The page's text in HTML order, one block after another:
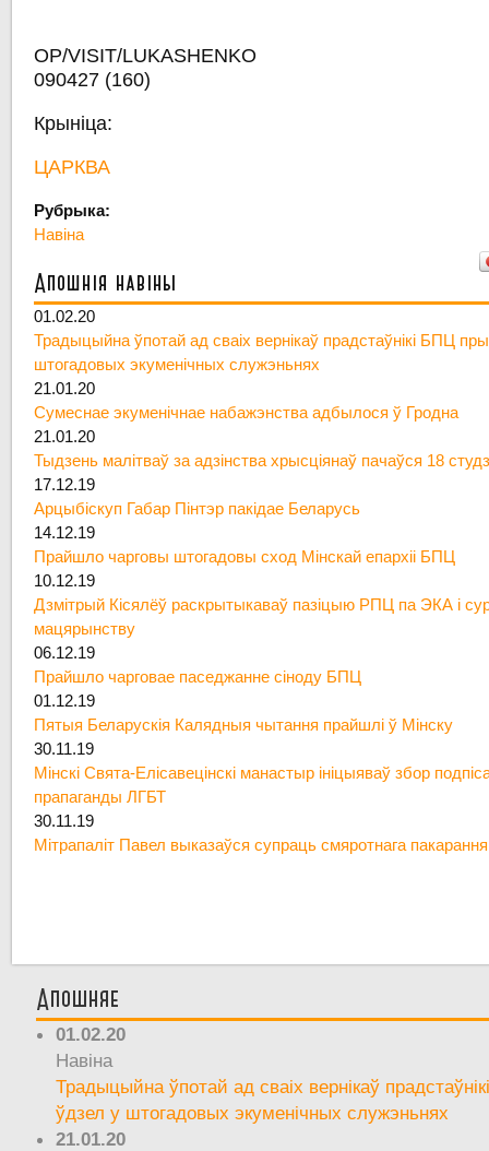
OP/VISIT/
090427 (160)
Крыніца:
ЦАРКВА
Рубрыка:
Навіна
Апошнія навіны
01.02.20
Традыцыйна ўпотай ад сваіх вернікаў прадстаўнікі БПЦ
штогадовых экуменічных служэньнях
21.01.20
Сумеснае экуменічнае набажэнства адбылося ў Гродна
21.01.20
Тыдзень малітваў за адзінства хрысціянаў пачаўся 18
17.12.19
Арцыбіскуп Габар Пінтэр пакідае Беларусь
14.12.19
Прайшло чарговы штогадовы сход Мінскай епархіі БПЦ
10.12.19
Дзмітрый Кісялёў раскрытыкаваў пазіцыю РПЦ па ЭКА і
мацярынству
06.12.19
Прайшло чарговае паседжанне сіноду БПЦ
01.12.19
Пятыя Беларускія Калядныя чытання прайшлі ў Мінску
30.11.19
Мінскі Свята-Елісавецінскі манастыр ініцыяваў збор
прапаганды ЛГБТ
30.11.19
Мітрапаліт Павел выказаўся супраць смяротнага пакарання
Апошняе
01.02.20
Навіна
Традыцыйна ўпотай ад сваіх вернікаў
ўдзел у штогадовых экуменічных служэньнях
21.01.20